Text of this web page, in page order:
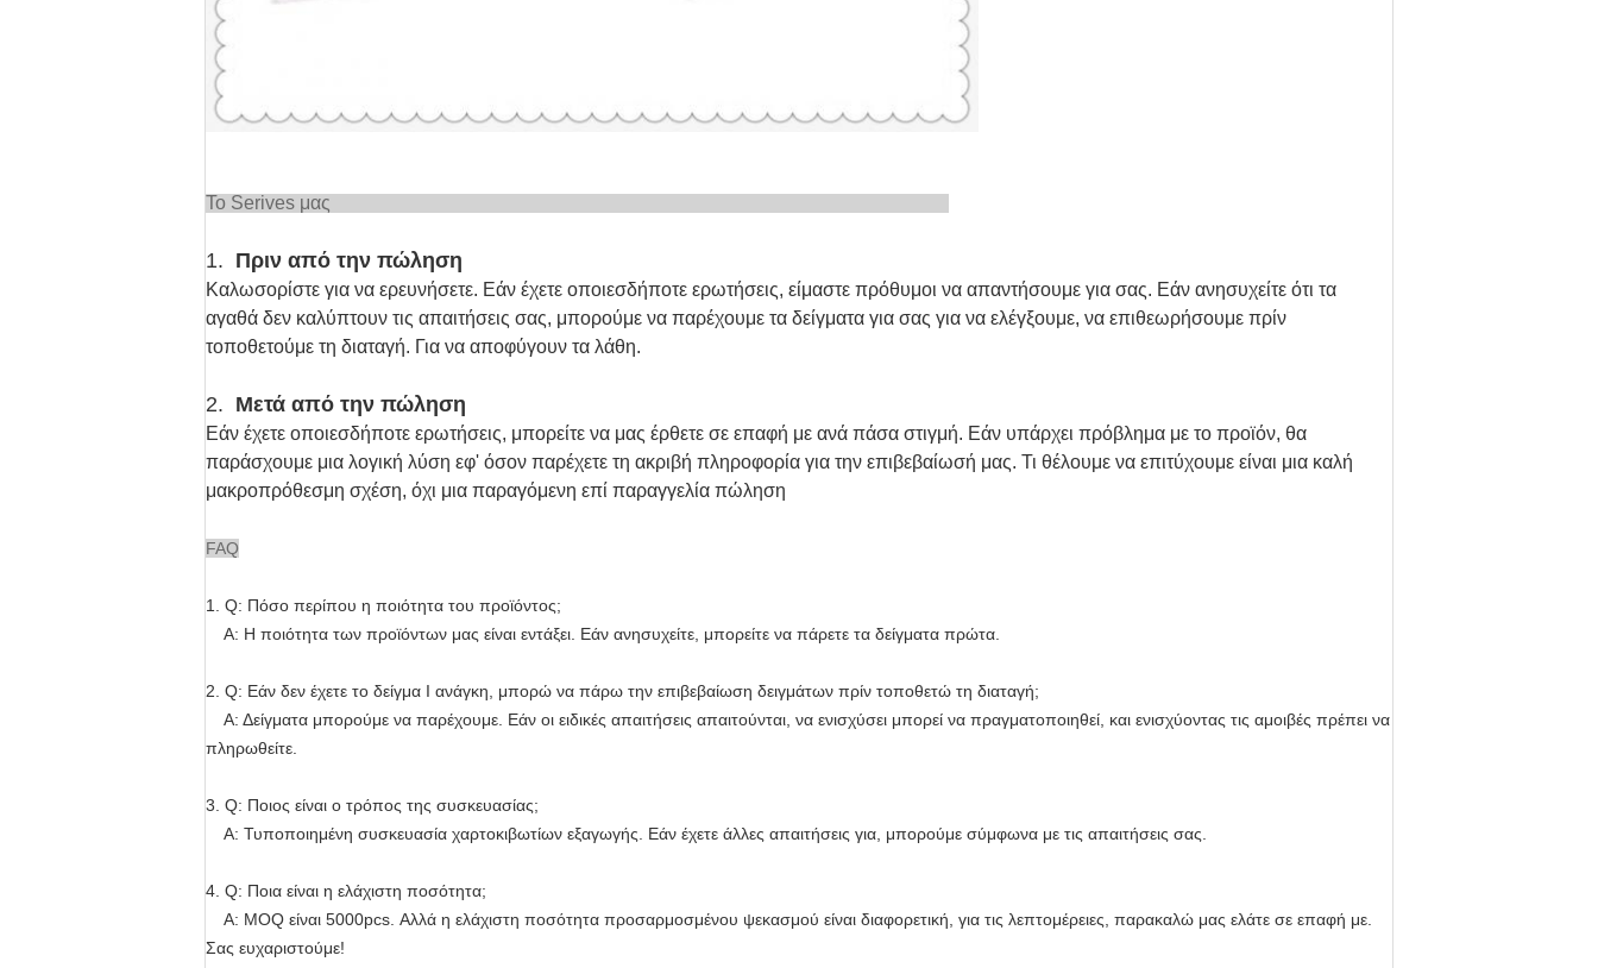
Το Serives μας
1. Πριν από την πώληση
Καλωσορίστε για να ερευνήσετε. Εάν έχετε οποιεσδήποτε ερωτήσεις, είμαστε πρόθυμοι να απαντήσουμε για σας. Εάν ανησυχείτε ότι τα
αγαθά δεν καλύπτουν τις απαιτήσεις σας, μπορούμε να παρέχουμε τα δείγματα για σας για να ελέγξουμε, να επιθεωρήσουμε πρίν
τοποθετούμε τη διαταγή. Για να αποφύγουν τα λάθη.
2. Μετά από την πώληση
Εάν έχετε οποιεσδήποτε ερωτήσεις, μπορείτε να μας έρθετε σε επαφή με ανά πάσα στιγμή. Εάν υπάρχει πρόβλημα με το προϊόν, θα
παράσχουμε μια λογική λύση εφ' όσον παρέχετε τη ακριβή πληροφορία για την επιβεβαίωσή μας. Τι θέλουμε να επιτύχουμε είναι μια καλή
μακροπρόθεσμη σχέση, όχι μια παραγόμενη επί παραγγελία πώληση
FAQ
1. Q: Πόσο περίπου η ποιότητα του προϊόντος;
Α: Η ποιότητα των προϊόντων μας είναι εντάξει. Εάν ανησυχείτε, μπορείτε να πάρετε τα δείγματα πρώτα.
2. Q: Εάν δεν έχετε το δείγμα Ι ανάγκη, μπορώ να πάρω την επιβεβαίωση δειγμάτων πρίν τοποθετώ τη διαταγή;
Α: Δείγματα μπορούμε να παρέχουμε. Εάν οι ειδικές απαιτήσεις απαιτούνται, να ενισχύσει μπορεί να πραγματοποιηθεί, και ενισχύοντας τις αμοιβές πρέπει να
πληρωθείτε.
3. Q: Ποιος είναι ο τρόπος της συσκευασίας;
Α: Τυποποιημένη συσκευασία χαρτοκιβωτίων εξαγωγής. Εάν έχετε άλλες απαιτήσεις για, μπορούμε σύμφωνα με τις απαιτήσεις σας.
4. Q: Ποια είναι η ελάχιστη ποσότητα;
Α: MOQ είναι 5000pcs. Αλλά η ελάχιστη ποσότητα προσαρμοσμένου ψεκασμού είναι διαφορετική, για τις λεπτομέρειες, παρακαλώ μας ελάτε σε επαφή με.
Σας ευχαριστούμε!